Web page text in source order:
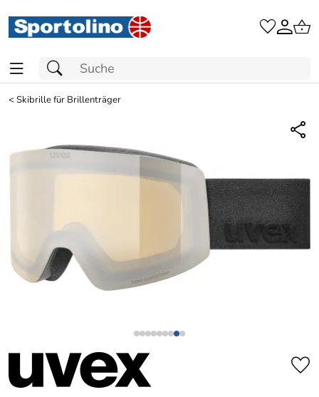
<Skibrille für Brillenträger